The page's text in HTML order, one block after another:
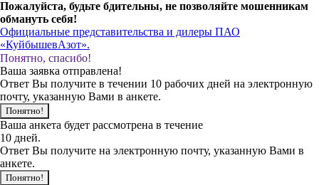
Пожалуйста, будьте бдительны, не позволяйте мошенникам
обмануть себя!
Официальные представительства и дилеры ПАО
«КуйбышевАзот».
Понятно, спасибо!
Ваша заявка отправлена!
Ответ Вы получите в течении 10 рабочих дней на электронную
почту, указанную Вами в анкете.
Понятно!
Ваша анкета будет рассмотрена в течение
10 дней.
Ответ Вы получите на электронную почту, указанную Вами в
анкете.
Понятно!